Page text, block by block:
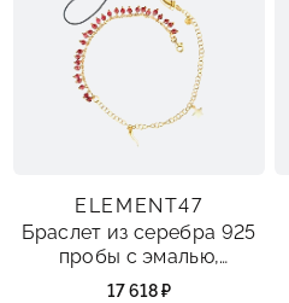
ELEMENT47
Браслет из серебра 925
пробы с эмалью,
жадеитом и текстилем
17 618 ₽